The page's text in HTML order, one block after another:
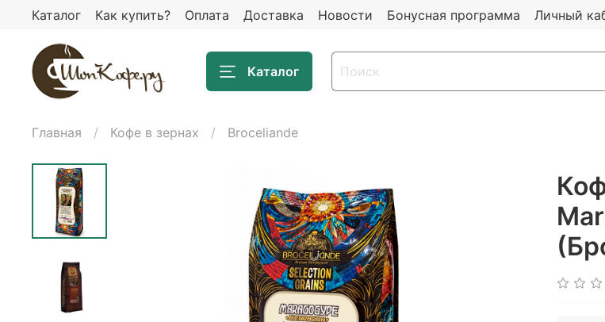
Каталог Как купить? Оплата Доставка Новости Бонусная программа Личный
Каталог
Главная Кофе в зернах Broceliande